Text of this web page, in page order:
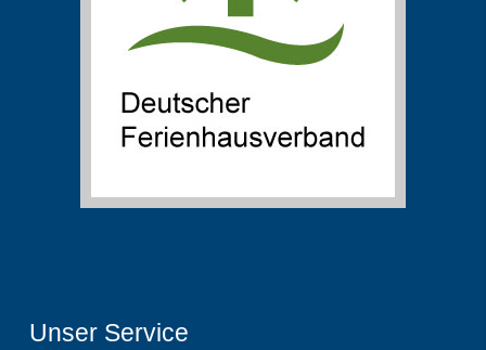
Unser Service